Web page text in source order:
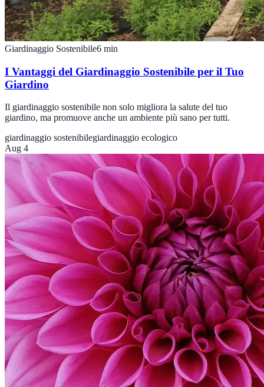
Giardinaggio Sostenibile6 min
I Vantaggi del Giardinaggio Sostenibile per il Tuo
Giardino
Il giardinaggio sostenibile non solo migliora la salute del tuo
giardino, ma promuove anche un ambiente più sano per tutti.
giardinaggio sostenibilegiardinaggio ecologico
Aug 4